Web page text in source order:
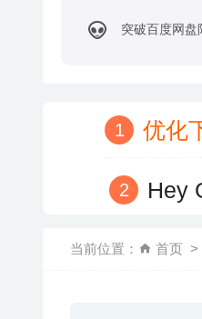
突破百度网盘
优化
Hey
当前位置： 首页